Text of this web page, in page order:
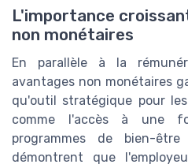
L'importance
non monétaires
En parallèle à la
avantages non monétaires
qu'outil stratégique pour
comme l'accès à une
programmes de bien-
démontrent que